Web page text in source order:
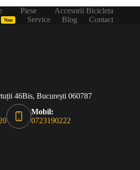
Piese
Accesorii Bicicleta
Nou Service Blog
Contact
46Bis, București 060787
Mobil:
0723190222